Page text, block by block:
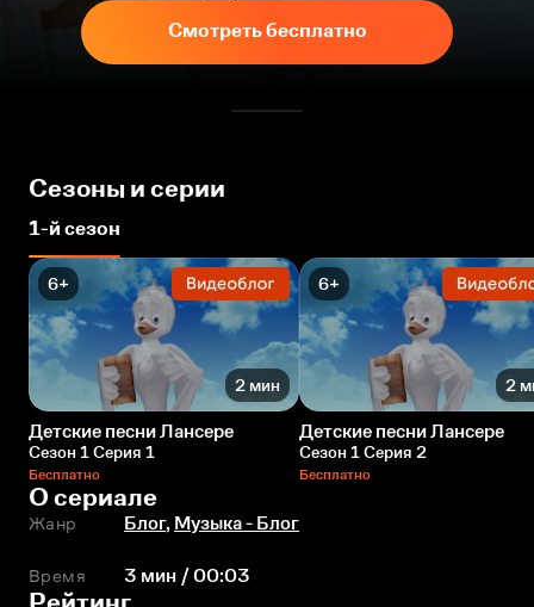
Смотреть бесплатно
Сезоны и серии
1-й сезон
6+
2 мин
Детские песни Лансере
Сезон 1 Серия 1
Бесплатно
6+
2
Детские песни Лансере
Сезон 1 Серия 2
Бесплатно
О сериале
Жанр Блог, Музыка - Блог
Время 3 мин / 00:03